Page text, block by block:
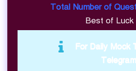
Total Number of
Best of Luck
For Daily Mock